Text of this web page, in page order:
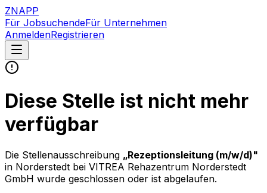
ZNAPP
Für JobsuchendeFür Unternehmen
AnmeldenRegistrieren
Diese Stelle ist nicht mehr
verfügbar
Die Stellenausschreibung „Rezeptionsleitung (m/w/d)"
in Norderstedt bei VITREA Rehazentrum Norderstedt
GmbH wurde geschlossen oder ist abgelaufen.